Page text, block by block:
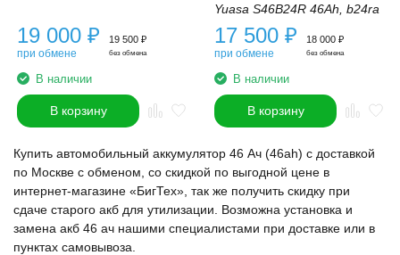
19 000 ₽
при обмене
19 500 ₽
без обмена
В наличии
В корзину
Yuasa S46B24R 46Ah, b24ra
17 500 ₽
при обмене
18 000 ₽
без обмена
В наличии
В корзину
Купить автомобильный аккумулятор 46 Ач (46ah) с доставкой
по Москве с обменом, со скидкой по выгодной цене в
интернет-магазине «БигТех», так же получить скидку при
сдаче старого акб для утилизации. Возможна установка и
замена акб 46 ач нашими специалистами при доставке или в
пунктах самовывоза.